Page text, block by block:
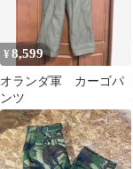
¥8,599
オランダ軍 カーゴパ
ンツ